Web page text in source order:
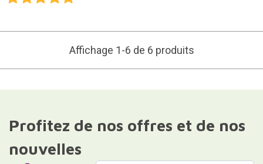
Affichage 1-6 de 6 produits
Profitez de nos offres et de nos
nouvelles